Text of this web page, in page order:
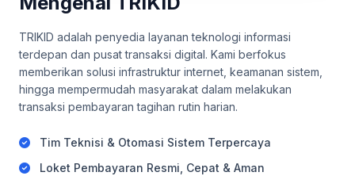
TRIKID adalah penyedia layanan teknologi informasi
terdepan dan pusat transaksi digital. Kami berfokus
memberikan solusi infrastruktur internet, keamanan sistem,
hingga mempermudah masyarakat dalam melakukan
transaksi pembayaran tagihan rutin harian.
Tim Teknisi & Otomasi Sistem Terpercaya
Loket Pembayaran Resmi, Cepat & Aman